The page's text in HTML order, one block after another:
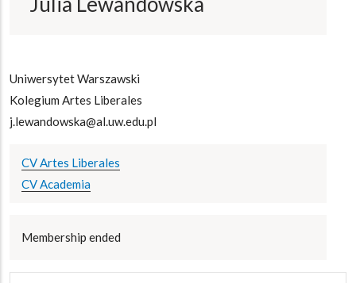
Uniwersytet Warszawski
Kolegium Artes Liberales
j.lewandowska@al.uw.edu.pl
CV Artes Liberales
CV Academia
Membership ended